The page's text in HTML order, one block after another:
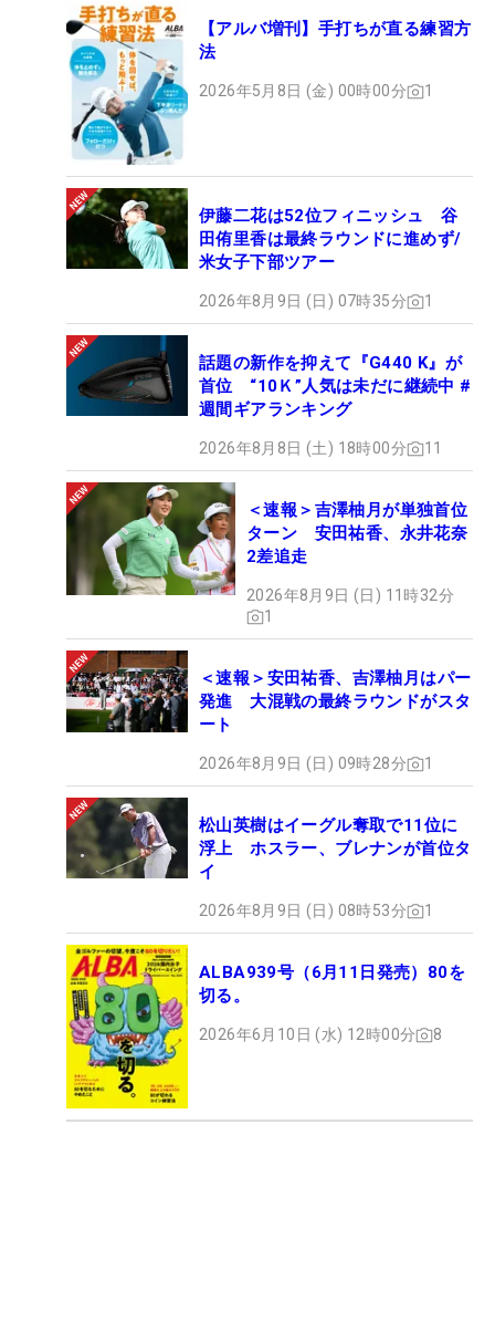
【アルバ増刊】手打ちが直る練習方
法
2026年5月8日 (金) 00時00分 1
伊藤二花は52位フィニッシュ 谷
田侑里香は最終ラウンドに進めず/
米女子下部ツアー
2026年8月9日 (日) 07時35分 1
話題の新作を抑えて『G440 K』が
首位 “10Ｋ”人気は未だに継続中 #
週間ギアランキング
2026年8月8日 (土) 18時00分 11
＜速報＞吉澤柚月が単独首位
ターン 安田祐香、永井花奈
2差追走
2026年8月9日 (日) 11時32分
1
＜速報＞安田祐香、吉澤柚月はパー
発進 大混戦の最終ラウンドがスタ
ート
2026年8月9日 (日) 09時28分 1
松山英樹はイーグル奪取で11位に
浮上 ホスラー、ブレナンが首位タ
イ
2026年8月9日 (日) 08時53分 1
ALBA939号（6月11日発売）80を
切る。
2026年6月10日 (水) 12時00分 8